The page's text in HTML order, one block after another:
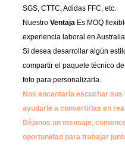
SGS, CTTC, Adidas FFC, etc.
NuestroVentaja Es MOQ
experiencia laboral en
Si desea desarrollar algún
compartir el paquete técnico
foto para personalizarla.
Nos encantaría escuchar
ayudarle a convertirlas en
Déjanos un mensaje,
oportunidad para trabajar